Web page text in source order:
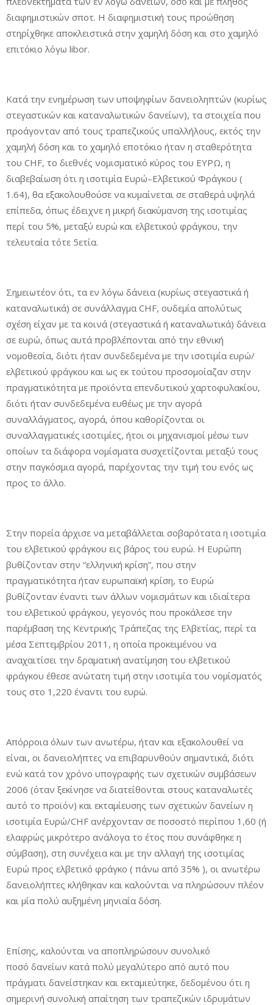
διαφημιστικών σποτ. Η διαφημιστική τους προώθηση
στηρίχθηκε αποκλειστικά στην χαμηλή δόση και στο χαμηλό
επιτόκιο λόγω libor.
Κατά την ενημέρωση των υποψηφίων δανειοληπτών (κυρίως
στεγαστικών και καταναλωτικών δανείων), τα στοιχεία που
προάγονταν από τους τραπεζικούς υπαλλήλους, εκτός την
χαμηλή δόση και το χαμηλό εποτόκιο ήταν η σταθερότητα
του CHF, το διεθνές νομισματικό κύρος του ΕΥΡΩ, η
διαβεβαίωση ότι η ισοτιμία Ευρώ–Ελβετικού Φράγκου (
1.64), θα εξακολουθούσε να κυμαίνεται σε σταθερά υψηλά
επίπεδα, όπως έδειχνε η μικρή διακύμανση της ισοτιμίας
περί του 5%, μεταξύ ευρώ και ελβετικού φράγκου, την
τελευταία τότε 5ετία.
Σημειωτέον ότι, τα εν λόγω δάνεια (κυρίως στεγαστικά ή
καταναλωτικά) σε συνάλλαγμα CHF, ουδεμία απολύτως
σχέση είχαν με τα κοινά (στεγαστικά ή καταναλωτικά) δάνεια
σε ευρώ, όπως αυτά προβλέπονται από την εθνική
νομοθεσία, διότι ήταν συνδεδεμένα με την ισοτιμία ευρώ/
ελβετικού φράγκου και ως εκ τούτου προσομοίαζαν στην
πραγματικότητα με προϊόντα επενδυτικού χαρτοφυλακίου,
διότι ήταν συνδεδεμένα ευθέως με την αγορά
συναλλάγματος, αγορά, όπου καθορίζονται οι
συναλλαγματικές ισοτιμίες, ήτοι οι μηχανισμοί μέσω των
οποίων τα διάφορα νομίσματα συσχετίζονται μεταξύ τους
στην παγκόσμια αγορά, παρέχοντας την τιμή του ενός ως
προς το άλλο.
Στην πορεία άρχισε να μεταβάλλεται σοβαρότατα η ισοτιμία
του ελβετικού φράγκου εις βάρος του ευρώ. Η Ευρώπη
βυθίζονταν στην “ελληνική κρίση”, που στην
πραγματικότητα ήταν ευρωπαϊκή κρίση, το Ευρώ
βυθίζονταν έναντι των άλλων νομισμάτων και ιδιαίτερα
του ελβετικού φράγκου, γεγονός που προκάλεσε την
παρέμβαση της Κεντρικής Τράπεζας της Ελβετίας, περί τα
μέσα Σεπτεμβρίου 2011, η οποία προκειμένου να
αναχαιτίσει την δραματική ανατίμηση του ελβετικού
φράγκου έθεσε ανώτατη τιμή στην ισοτιμία του νομίσματός
τους στο 1,220 έναντι του ευρώ.
Απόρροια όλων των ανωτέρω, ήταν και εξακολουθεί να
είναι, οι δανειολήπτες να επιβαρυνθούν σημαντικά, διότι
ενώ κατά τον χρόνο υπογραφής των σχετικών συμβάσεων
2006 (όταν ξεκίνησε να διατείθονται στους καταναλωτές
αυτό το προϊόν) και εκταμίευσης των σχετικών δανείων η
ισοτιμία Ευρώ/CHF ανέρχονταν σε ποσοστό περίπου 1,60 (ή
ελαφρώς μικρότερο ανάλογα το έτος που συνάφθηκε η
σύμβαση), στη συνέχεια και με την αλλαγή της ισοτιμίας
Ευρώ προς ελβετικό φράγκο ( πάνω από 35% ), οι ανωτέρω
δανειολήπτες κλήθηκαν και καλούνται να πληρώσουν πλέον
και μία πολύ αυξημένη μηνιαία δόση.
Επίσης, καλούνται να αποπληρώσουν συνολικό
ποσό δανείων κατά πολύ μεγαλύτερο από αυτό που
πράγματι δανείστηκαν και εκταμιεύτηκε, δεδομένου ότι η
σημερινή συνολική απαίτηση των τραπεζικών ιδρυμάτων